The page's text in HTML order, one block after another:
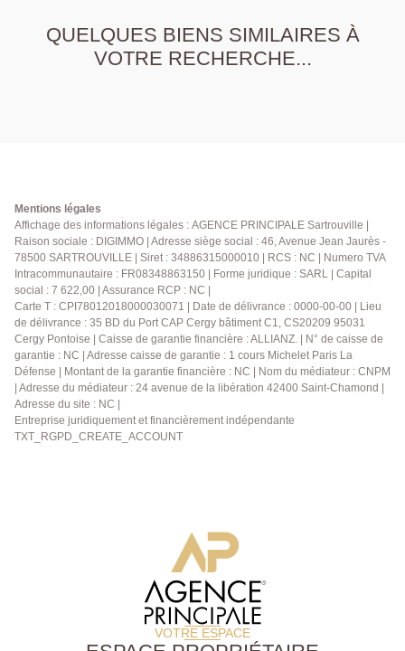
QUELQUES BIENS SIMILAIRES À
VOTRE RECHERCHE...
Mentions légales
Affichage des informations légales : AGENCE PRINCIPALE Sartrouville |
Raison sociale : DIGIMMO | Adresse siège social : 46, Avenue Jean Jaurès -
78500 SARTROUVILLE | Siret : 34886315000010 | RCS : NC | Numero TVA
Intracommunautaire : FR08348863150 | Forme juridique : SARL | Capital
social : 7 622,00 | Assurance RCP : NC |
Carte T : CPI78012018000030071 | Date de délivrance : 0000-00-00 | Lieu
de délivrance : 35 BD du Port CAP Cergy bâtiment C1, CS20209 95031
Cergy Pontoise | Caisse de garantie financière : ALLIANZ. | N° de caisse de
garantie : NC | Adresse caisse de garantie : 1 cours Michelet Paris La
Défense | Montant de la garantie financière : NC | Nom du médiateur : CNPM
| Adresse du médiateur : 24 avenue de la libération 42400 Saint-Chamond |
Adresse du site : NC |
Entreprise juridiquement et financièrement indépendante
TXT_RGPD_CREATE_ACCOUNT
VOTRE ESPACE